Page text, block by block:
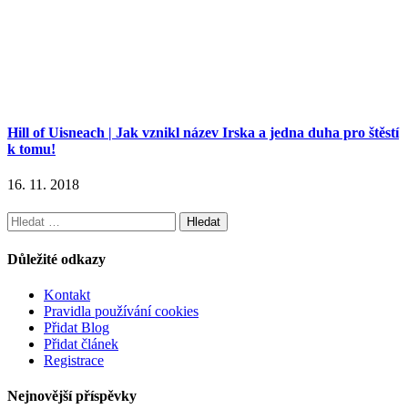
Hill of Uisneach | Jak vznikl název Irska a jedna duha pro štěstí
k tomu!
16. 11. 2018
Vyhledávání
Důležité odkazy
Kontakt
Pravidla používání cookies
Přidat Blog
Přidat článek
Registrace
Nejnovější příspěvky